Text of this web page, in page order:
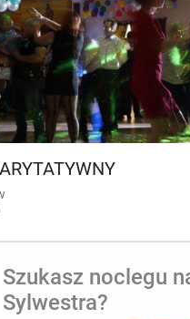
Szukasz noclegu
Sylwestra?